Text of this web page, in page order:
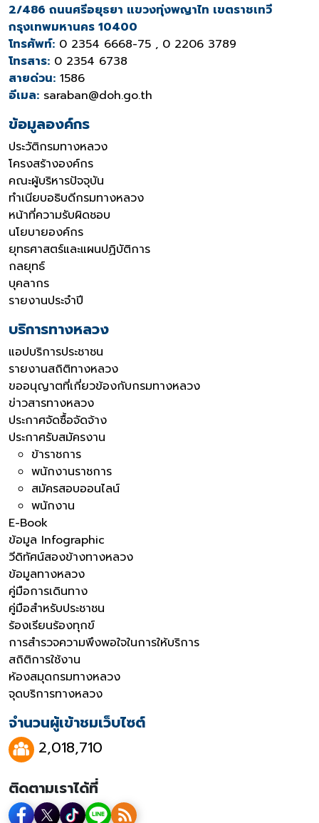
2/486 ถนนศรีอยุธยา แขวงทุ่งพญาไท เขตราชเทวี
กรุงเทพมหานคร 10400
โทรศัพท์: 0 2354 6668-75 , 0 2206 3789
โทรสาร: 0 2354 6738
สายด่วน: 1586
อีเมล: saraban@doh.go.th
ข้อมูลองค์กร
ประวัติกรมทางหลวง
โครงสร้างองค์กร
คณะผู้บริหารปัจจุบัน
ทำเนียบอธิบดีกรมทางหลวง
หน้าที่ความรับผิดชอบ
นโยบายองค์กร
ยุทธศาสตร์และแผนปฏิบัติการ
กลยุทธ์
บุคลากร
รายงานประจำปี
บริการทางหลวง
แอปบริการประชาชน
รายงานสถิติทางหลวง
ขออนุญาตที่เกี่ยวข้องกับกรมทางหลวง
ข่าวสารทางหลวง
ประกาศจัดซื้อจัดจ้าง
ประกาศรับสมัครงาน
ข้าราชการ
พนักงานราชการ
สมัครสอบออนไลน์
พนักงาน
E-Book
ข้อมูล Infographic
วีดิทัศน์สองข้างทางหลวง
ข้อมูลทางหลวง
คู่มือการเดินทาง
คู่มือสำหรับประชาชน
ร้องเรียนร้องทุกข์
การสำรวจความพึงพอใจในการให้บริการ
สถิติการใช้งาน
ห้องสมุดกรมทางหลวง
จุดบริการทางหลวง
จำนวนผู้เข้าชมเว็บไซต์
2,018,710
ติดตามเราได้ที่